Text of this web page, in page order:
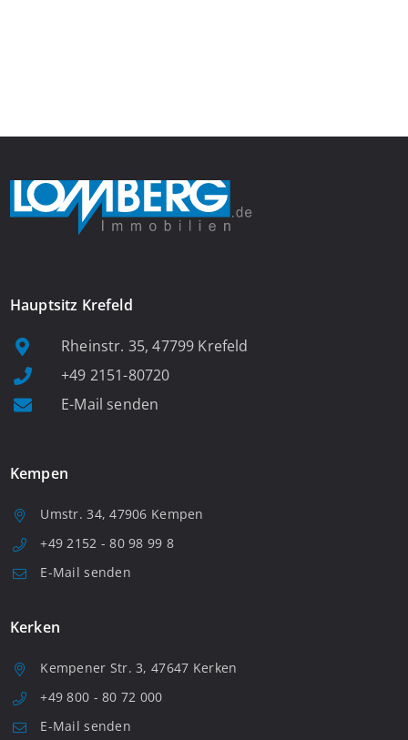
Hauptsitz Krefeld
Rheinstr. 35, 47799 Krefeld
+49 2151-80720
E-Mail senden
Kempen
Umstr. 34, 47906 Kempen
+49 2152 - 80 98 99 8
E-Mail senden
Kerken
Kempener Str. 3, 47647 Kerken
+49 800 - 80 72 000
E-Mail senden